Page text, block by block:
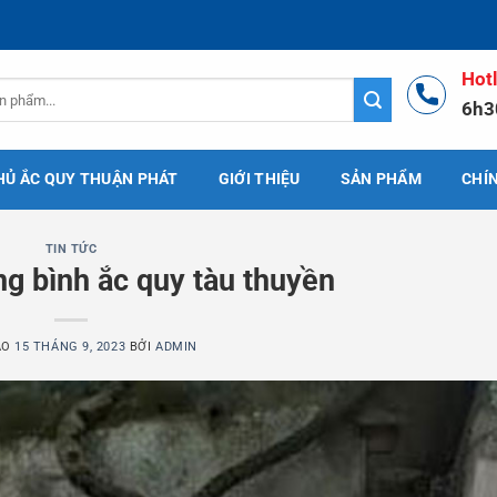
ẮC QUY THUẬN PHÁT GIỚI THIỆU SẢN PHẨM
TIN TỨC
bình ắc quy tàu thuyền
15 THÁNG 9, 2023 BỞI ADMIN